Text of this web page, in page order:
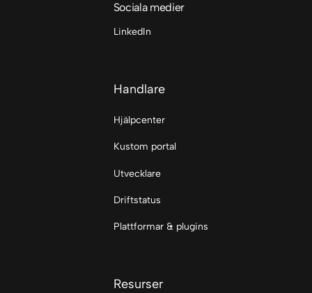
Sociala medier
LinkedIn
Handlare
Hjälpcenter
Kustom portal
Utvecklare
Driftstatus
Plattformar & plugins
Resurser